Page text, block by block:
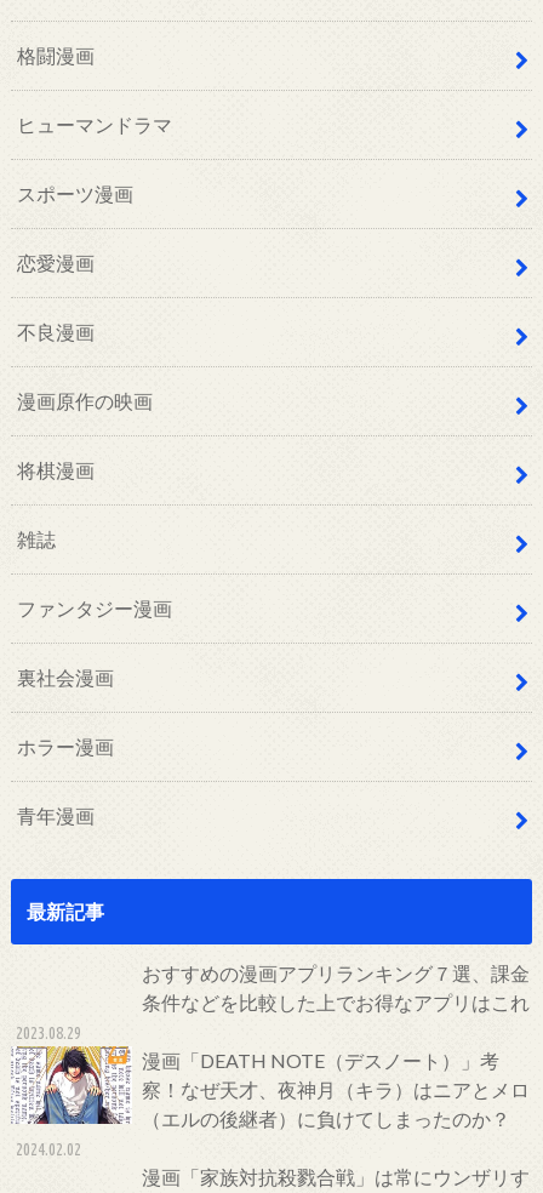
格闘漫画
ヒューマンドラマ
スポーツ漫画
恋愛漫画
不良漫画
漫画原作の映画
将棋漫画
雑誌
ファンタジー漫画
裏社会漫画
ホラー漫画
青年漫画
最新記事
おすすめの漫画アプリランキング７選、課金
条件などを比較した上でお得なアプリはこれ
2023.08.29
漫画「DEATH NOTE（デスノート）」考
察！なぜ天才、夜神月（キラ）はニアとメロ
（エルの後継者）に負けてしまったのか？
2024.02.02
漫画「家族対抗殺戮合戦」は常にウンザリす